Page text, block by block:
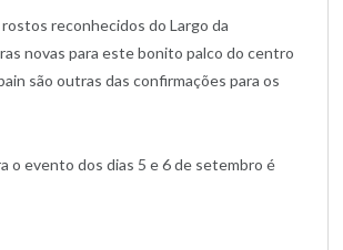
rostos reconhecidos do Largo da
novas para este bonito palco do centro
são outras das confirmações para os
o evento dos dias 5 e 6 de setembro é